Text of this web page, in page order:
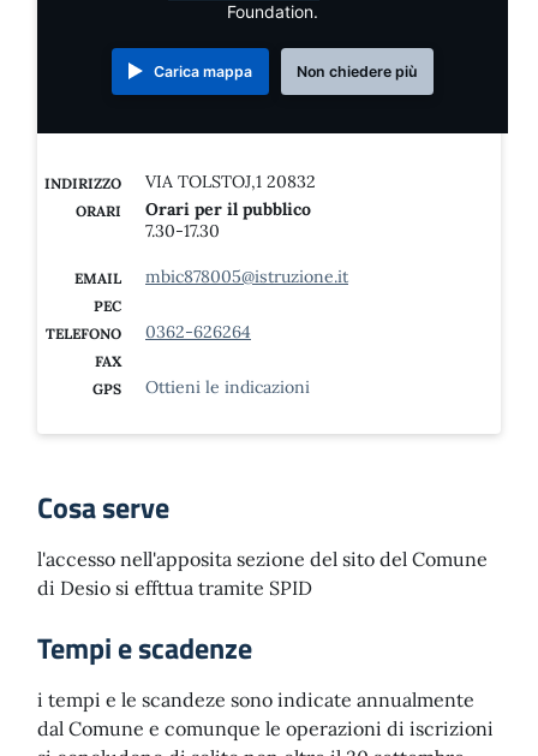
Foundation.
Carica mappa Non chiedere più
INDIRIZZO VIA TOLSTOJ,1 20832
ORARI
Orari per il pubblico
7.30-17.30
EMAIL mbic878005@istruzione.it
PEC
TELEFONO
0362-626264
FAX
GPS
Ottieni le indicazioni
Cosa serve
l'accesso nell'apposita sezione del sito del Comune
di Desio si effttua tramite SPID
Tempi e scadenze
i tempi e le scandeze sono indicate annualmente
dal Comune e comunque le operazioni di iscrizioni